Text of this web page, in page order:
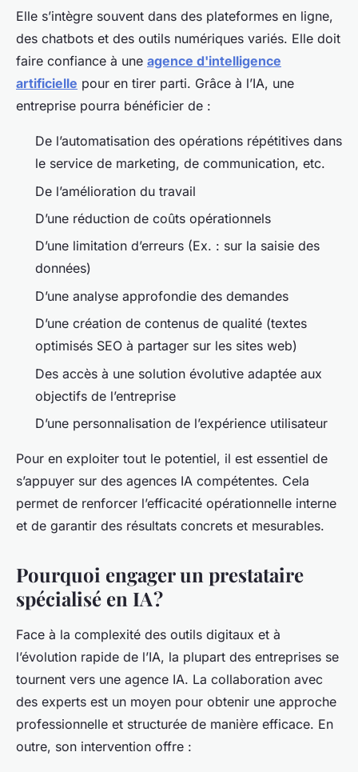
Elle s’intègre souvent dans des plateformes en ligne,
des chatbots et des outils numériques variés. Elle doit
faire confiance à une agence d'intelligence
artificielle pour en tirer parti. Grâce à l’IA, une
entreprise pourra bénéficier de :
De l’automatisation des opérations répétitives dans
le service de marketing, de communication, etc.
De l’amélioration du travail
D’une réduction de coûts opérationnels
D’une limitation d’erreurs (Ex. : sur la saisie des
données)
D’une analyse approfondie des demandes
D’une création de contenus de qualité (textes
optimisés SEO à partager sur les sites web)
Des accès à une solution évolutive adaptée aux
objectifs de l’entreprise
D’une personnalisation de l’expérience utilisateur
Pour en exploiter tout le potentiel, il est essentiel de
s’appuyer sur des agences IA compétentes. Cela
permet de renforcer l’efficacité opérationnelle interne
et de garantir des résultats concrets et mesurables.
Pourquoi engager un prestataire
spécialisé en IA ?
Face à la complexité des outils digitaux et à
l’évolution rapide de l’IA, la plupart des entreprises se
tournent vers une agence IA. La collaboration avec
des experts est un moyen pour obtenir une approche
professionnelle et structurée de manière efficace. En
outre, son intervention offre :